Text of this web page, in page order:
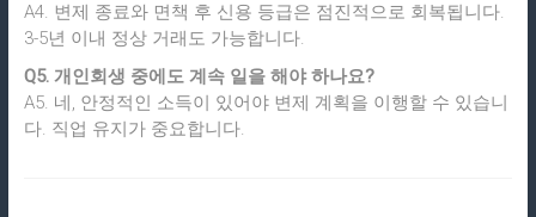
A4. 변제 종료와 면책 후 신용 등급은 점진적으로 회복됩니다.
3-5년 이내 정상 거래도 가능합니다.
Q5. 개인회생 중에도 계속 일을 해야 하나요?
A5. 네, 안정적인 소득이 있어야 변제 계획을 이행할 수 있습니
다. 직업 유지가 중요합니다.